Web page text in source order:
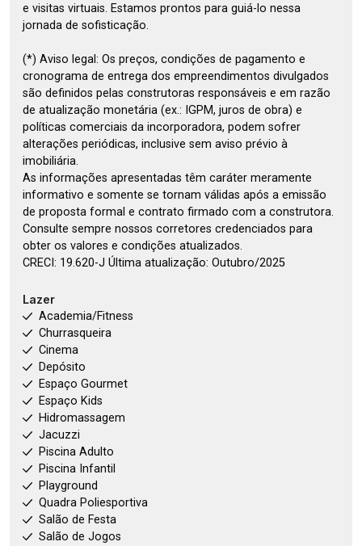
e visitas virtuais. Estamos prontos para guiá-lo nessa
jornada de sofisticação.
(*) Aviso legal: Os preços, condições de pagamento e
cronograma de entrega dos empreendimentos divulgados
são definidos pelas construtoras responsáveis e em razão
de atualização monetária (ex.: IGPM, juros de obra) e
políticas comerciais da incorporadora, podem sofrer
alterações periódicas, inclusive sem aviso prévio à
imobiliária.
As informações apresentadas têm caráter meramente
informativo e somente se tornam válidas após a emissão
de proposta formal e contrato firmado com a construtora.
Consulte sempre nossos corretores credenciados para
obter os valores e condições atualizados.
CRECI: 19.620-J Última atualização: Outubro/2025
Lazer
Academia/Fitness
Churrasqueira
Cinema
Depósito
Espaço Gourmet
Espaço Kids
Hidromassagem
Jacuzzi
Piscina Adulto
Piscina Infantil
Playground
Quadra Poliesportiva
Salão de Festa
Salão de Jogos